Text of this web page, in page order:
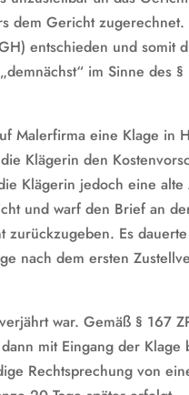
dem Gericht zugerechnet.
entschieden und somit
im Sinne des §
Malerfirma eine Klage in
Klägerin den
Klägerin jedoch eine alte
und warf den Brief an
zurückzugeben. Es
nach dem ersten
war. Gemäß § 167
mit Eingang der Klage
Rechtsprechung von